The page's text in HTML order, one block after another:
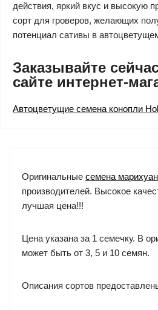
действия, яркий вкус и высокую
сорт для гроверов, желающих
потенциал сативы в
Заказывайте
сайте интернет-
Автоцветущие семена конопли
Оригинальные семена
производителей. Высокое
лучшая цена!!!
Цена указана за 1 семечку. В
может быть от 3, 5 и 10 семян.
Описания сортов